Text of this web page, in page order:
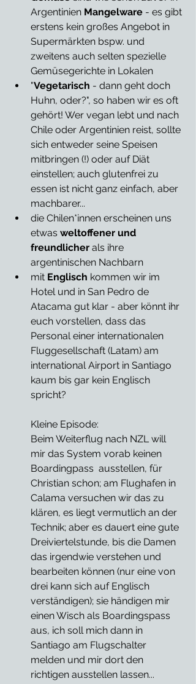
Argentinien Mangelware - es gibt
erstens kein großes Angebot in
Supermärkten bspw. und
zweitens auch selten spezielle
Gemüsegerichte in Lokalen
"Vegetarisch - dann geht doch
Huhn, oder?", so haben wir es oft
gehört! Wer vegan lebt und nach
Chile oder Argentinien reist, sollte
sich entweder seine Speisen
mitbringen (!) oder auf Diät
einstellen; auch glutenfrei zu
essen ist nicht ganz einfach, aber
machbarer...
die Chilen*innen erscheinen uns
etwas weltoffener und
freundlicher als ihre
argentinischen Nachbarn
mit Englisch kommen wir im
Hotel und in San Pedro de
Atacama gut klar - aber könnt ihr
euch vorstellen, dass das
Personal einer internationalen
Fluggesellschaft (Latam) am
international Airport in Santiago
kaum bis gar kein Englisch
spricht?
Kleine Episode:
Beim Weiterflug nach NZL will
mir das System vorab keinen
Boardingpass  ausstellen, für
Christian schon; am Flughafen in
Calama versuchen wir das zu
klären, es liegt vermutlich an der
Technik; aber es dauert eine gute
Dreiviertelstunde, bis die Damen
das irgendwie verstehen und
bearbeiten können (nur eine von
drei kann sich auf Englisch
verständigen); sie händigen mir
einen Wisch als Boardingspass
aus, ich soll mich dann in
Santiago am Flugschalter
melden und mir dort den
richtigen ausstellen lassen...